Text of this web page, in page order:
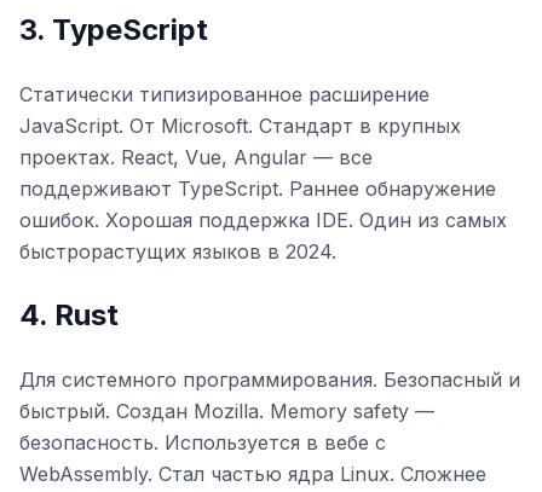
3. TypeScript
Статически типизированное расширение
JavaScript. От Microsoft. Стандарт в крупных
проектах. React, Vue, Angular — все
поддерживают TypeScript. Раннее обнаружение
ошибок. Хорошая поддержка IDE. Один из самых
быстрорастущих языков в 2024.
4. Rust
Для системного программирования. Безопасный и
быстрый. Создан Mozilla. Memory safety —
безопасность. Используется в вебе с
WebAssembly. Стал частью ядра Linux. Сложнее